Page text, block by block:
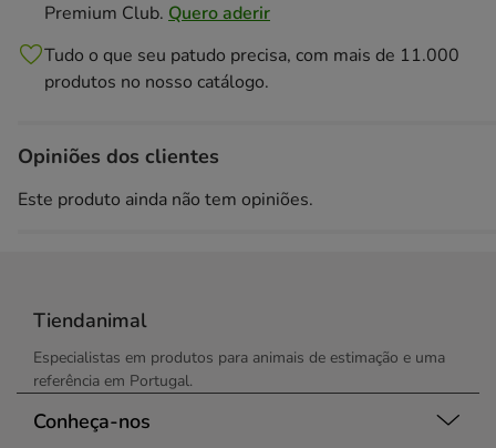
Premium Club. Quero aderir
Tudo o que seu patudo precisa, com mais de 11.000
produtos no nosso catálogo.
Opiniões dos clientes
Este produto ainda não tem opiniões.
Tiendanimal
Especialistas em produtos para animais de estimação e uma
referência em Portugal.
Conheça-nos